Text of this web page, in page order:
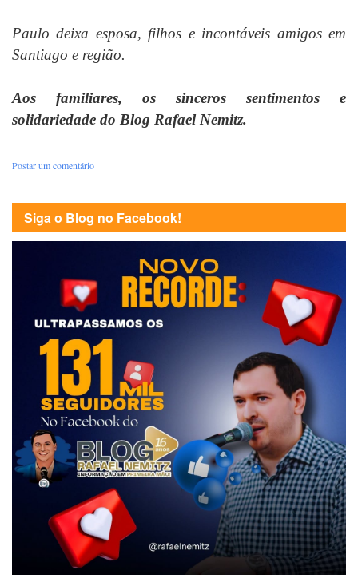
Paulo deixa esposa, filhos e incontáveis amigos em
Santiago e região.
Aos familiares, os sinceros sentimentos e
solidariedade do Blog Rafael Nemitz.
Postar um comentário
Siga o Blog no Facebook!